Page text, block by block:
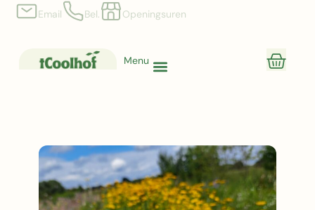
Email Bel. Openingsuren
Menu